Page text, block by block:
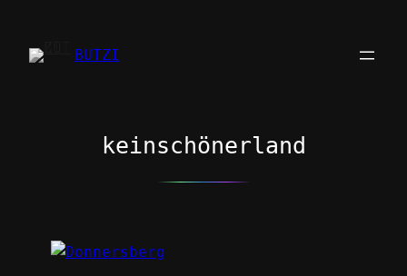
springenBUTZI
keinschönerland